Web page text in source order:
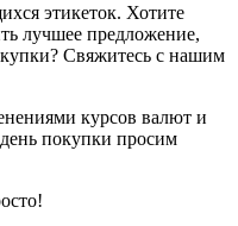
этикеток. Хотите
лучшее предложение,
Свяжитесь с нашим
курсов валют и
покупки просим